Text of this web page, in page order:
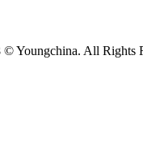
Youngchina. All Rights